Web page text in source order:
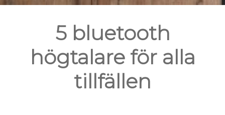
5 bluetooth
högtalare för alla
tillfällen